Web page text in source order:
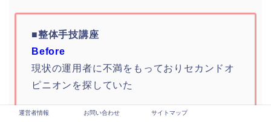
■整体手技講座
Before
現状の運用者に不満をもっておりセカンドオ
ピニオンを探していた
After
運営者情報 お問い合わせ サイトマップ